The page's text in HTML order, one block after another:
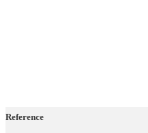
Reference